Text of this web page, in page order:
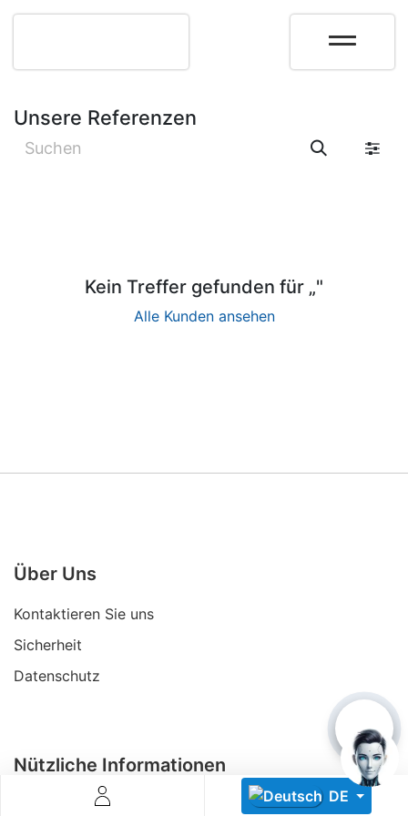
DE
Unsere Referenzen
Kein Treffer gefunden für „"
Alle Kunden ansehen
Über Uns
Kontaktieren Sie uns
Sicherheit
Datenschutz
Nützliche Informationen
Partner werden
Monitorizare în timp real și analiză date
Conectează roboți, software și servicii într-o singură
soluție
Scalabil de la 1 robot la zeci de unități